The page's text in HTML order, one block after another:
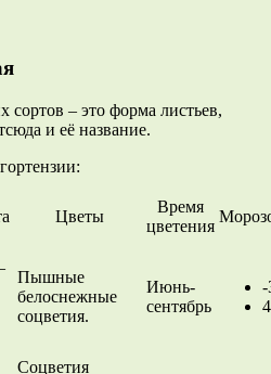
сортов – это форма листьев,
и её название.
Цветы
Время
цветения
Пышные
белоснежные
соцветия.
Июнь-
сентябрь
-
Соцветия